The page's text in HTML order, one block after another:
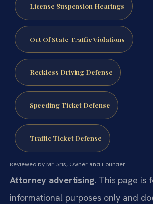
License Suspension Hearings
Out Of State Traffic Violations
Reckless Driving Defense
Speeding Ticket Defense
Traffic Ticket Defense
Reviewed by Mr. Sris, Owner and Founder.
Attorney advertising. This page is
informational purposes only and